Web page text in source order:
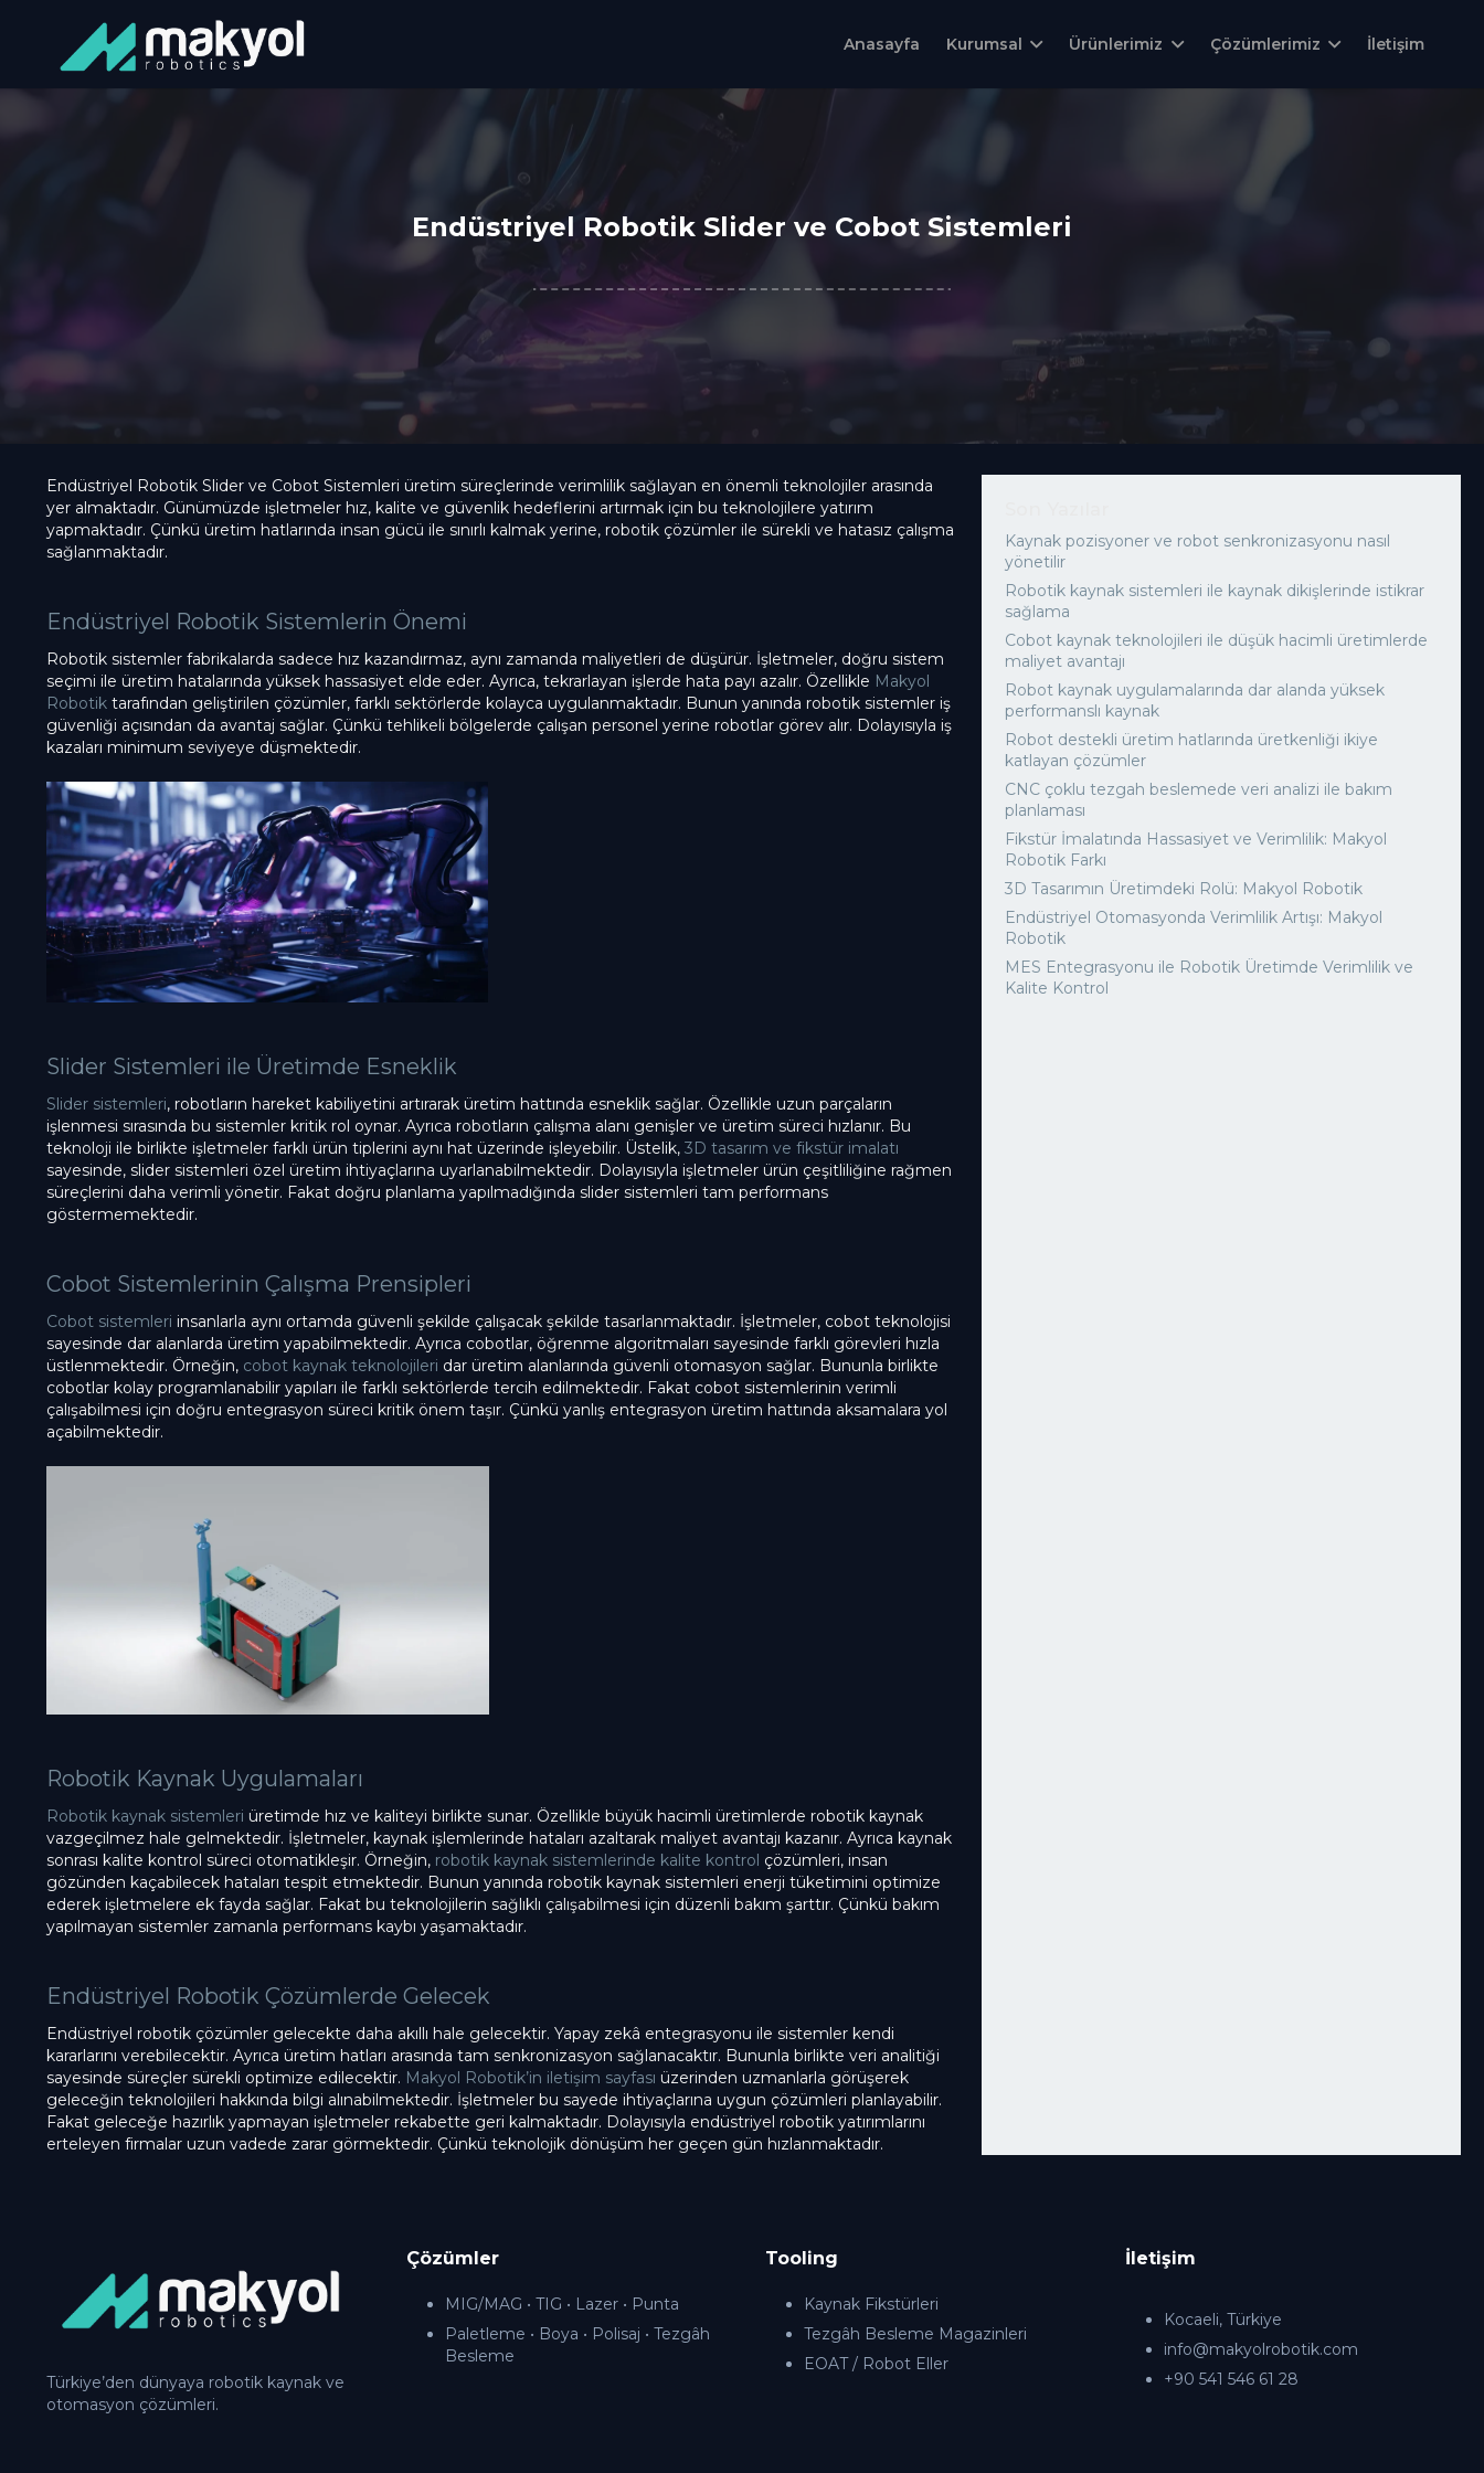
Anasayfa Kurumsal Ürünlerimiz Çözümlerimiz İletişim
Endüstriyel Robotik Slider ve Cobot Sistemleri
Endüstriyel Robotik Slider ve Cobot Sistemleri üretim süreçlerinde verimlilik sağlayan en önemli teknolojiler arasında
yer almaktadır. Günümüzde işletmeler hız, kalite ve güvenlik hedeflerini artırmak için bu teknolojilere yatırım
yapmaktadır. Çünkü üretim hatlarında insan gücü ile sınırlı kalmak yerine, robotik çözümler ile sürekli ve hatasız çalışma
sağlanmaktadır.
Endüstriyel Robotik Sistemlerin Önemi
Robotik sistemler fabrikalarda sadece hız kazandırmaz, aynı zamanda maliyetleri de düşürür. İşletmeler, doğru sistem
seçimi ile üretim hatalarında yüksek hassasiyet elde eder. Ayrıca, tekrarlayan işlerde hata payı azalır. Özellikle Makyol
Robotik tarafından geliştirilen çözümler, farklı sektörlerde kolayca uygulanmaktadır. Bunun yanında robotik sistemler iş
güvenliği açısından da avantaj sağlar. Çünkü tehlikeli bölgelerde çalışan personel yerine robotlar görev alır. Dolayısıyla iş
kazaları minimum seviyeye düşmektedir.
Slider Sistemleri ile Üretimde Esneklik
Slider sistemleri, robotların hareket kabiliyetini artırarak üretim hattında esneklik sağlar. Özellikle uzun parçaların
işlenmesi sırasında bu sistemler kritik rol oynar. Ayrıca robotların çalışma alanı genişler ve üretim süreci hızlanır. Bu
teknoloji ile birlikte işletmeler farklı ürün tiplerini aynı hat üzerinde işleyebilir. Üstelik, 3D tasarım ve fikstür imalatı
sayesinde, slider sistemleri özel üretim ihtiyaçlarına uyarlanabilmektedir. Dolayısıyla işletmeler ürün çeşitliliğine rağmen
süreçlerini daha verimli yönetir. Fakat doğru planlama yapılmadığında slider sistemleri tam performans
göstermemektedir.
Cobot Sistemlerinin Çalışma Prensipleri
Cobot sistemleri insanlarla aynı ortamda güvenli şekilde çalışacak şekilde tasarlanmaktadır. İşletmeler, cobot teknolojisi
sayesinde dar alanlarda üretim yapabilmektedir. Ayrıca cobotlar, öğrenme algoritmaları sayesinde farklı görevleri hızla
üstlenmektedir. Örneğin, cobot kaynak teknolojileri dar üretim alanlarında güvenli otomasyon sağlar. Bununla birlikte
cobotlar kolay programlanabilir yapıları ile farklı sektörlerde tercih edilmektedir. Fakat cobot sistemlerinin verimli
çalışabilmesi için doğru entegrasyon süreci kritik önem taşır. Çünkü yanlış entegrasyon üretim hattında aksamalara yol
açabilmektedir.
Robotik Kaynak Uygulamaları
Robotik kaynak sistemleri üretimde hız ve kaliteyi birlikte sunar. Özellikle büyük hacimli üretimlerde robotik kaynak
vazgeçilmez hale gelmektedir. İşletmeler, kaynak işlemlerinde hataları azaltarak maliyet avantajı kazanır. Ayrıca kaynak
sonrası kalite kontrol süreci otomatikleşir. Örneğin, robotik kaynak sistemlerinde kalite kontrol çözümleri, insan
gözünden kaçabilecek hataları tespit etmektedir. Bunun yanında robotik kaynak sistemleri enerji tüketimini optimize
ederek işletmelere ek fayda sağlar. Fakat bu teknolojilerin sağlıklı çalışabilmesi için düzenli bakım şarttır. Çünkü bakım
yapılmayan sistemler zamanla performans kaybı yaşamaktadır.
Endüstriyel Robotik Çözümlerde Gelecek
Endüstriyel robotik çözümler gelecekte daha akıllı hale gelecektir. Yapay zekâ entegrasyonu ile sistemler kendi
kararlarını verebilecektir. Ayrıca üretim hatları arasında tam senkronizasyon sağlanacaktır. Bununla birlikte veri analitiği
sayesinde süreçler sürekli optimize edilecektir. Makyol Robotik’in iletişim sayfası üzerinden uzmanlarla görüşerek
geleceğin teknolojileri hakkında bilgi alınabilmektedir. İşletmeler bu sayede ihtiyaçlarına uygun çözümleri planlayabilir.
Fakat geleceğe hazırlık yapmayan işletmeler rekabette geri kalmaktadır. Dolayısıyla endüstriyel robotik yatırımlarını
erteleyen firmalar uzun vadede zarar görmektedir. Çünkü teknolojik dönüşüm her geçen gün hızlanmaktadır.
Kaynak pozisyoner ve robot senkronizasyonu nasıl
yönetilir
Robotik kaynak sistemleri ile kaynak dikişlerinde istikrar
sağlama
Cobot kaynak teknolojileri ile düşük hacimli üretimlerde
maliyet avantajı
Robot kaynak uygulamalarında dar alanda yüksek
performanslı kaynak
Robot destekli üretim hatlarında üretkenliği ikiye
katlayan çözümler
CNC çoklu tezgah beslemede veri analizi ile bakım
planlaması
Fikstür İmalatında Hassasiyet ve Verimlilik: Makyol
Robotik Farkı
3D Tasarımın Üretimdeki Rolü: Makyol Robotik
Endüstriyel Otomasyonda Verimlilik Artışı: Makyol
Robotik
MES Entegrasyonu ile Robotik Üretimde Verimlilik ve
Kalite Kontrol
Türkiye’den dünyaya robotik kaynak ve
otomasyon çözümleri.
Çözümler
MIG/MAG • TIG • Lazer • Punta
Paletleme • Boya • Polisaj • Tezgâh
Besleme
Tooling
Kaynak Fikstürleri
Tezgâh Besleme Magazinleri
EOAT / Robot Eller
İletişim
Kocaeli, Türkiye
info@makyolrobotik.com
+90 541 546 61 28